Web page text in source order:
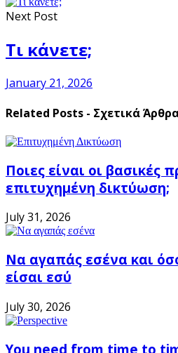
Next Post
Τι κάνετε;
January 21, 2026
Related Posts - Σχετικά
Ποιες είναι οι βασικές
επιτυχημένη δικτύωση;
July 31, 2026
Να αγαπάς εσένα και
είσαι εσύ
July 30, 2026
You need from time to